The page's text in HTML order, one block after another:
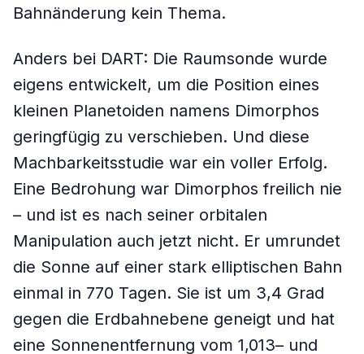
Bahnänderung kein Thema.
Anders bei DART: Die Raumsonde wurde
eigens entwickelt, um die Position eines
kleinen Planetoiden namens Dimorphos
geringfügig zu verschieben. Und diese
Machbarkeitsstudie war ein voller Erfolg.
Eine Bedrohung war Dimorphos freilich nie
– und ist es nach seiner orbitalen
Manipulation auch jetzt nicht. Er umrundet
die Sonne auf einer stark elliptischen Bahn
einmal in 770 Tagen. Sie ist um 3,4 Grad
gegen die Erdbahnebene geneigt und hat
eine Sonnenentfernung vom 1,013– und